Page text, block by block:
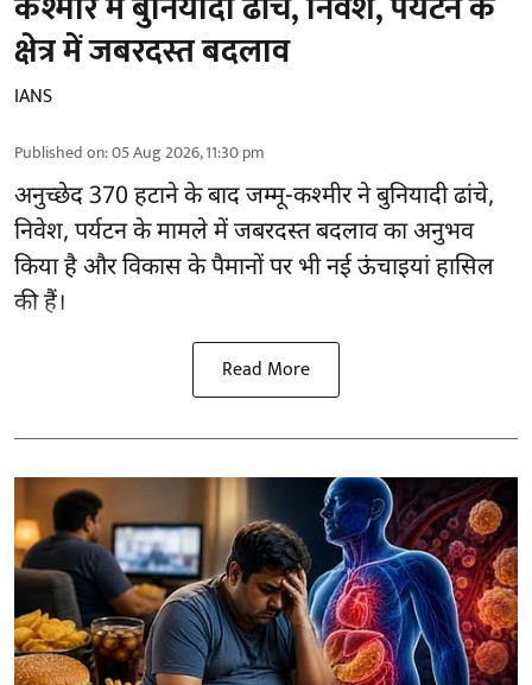
क्षेत्र में जबरदस्त बदलाव
IANS
Published on:05 Aug 2026, 11:30 pm
अनुच्छेद 370 हटाने के बादजम्मू-कश्मीर ने बुनियादी ढांचे,
निवेश, पर्यटन के मामले में जबरदस्त बदलाव का अनुभव
किया है और विकास के पैमानों पर भी नई ऊंचाइयां हासिल
की हैं।
Read More